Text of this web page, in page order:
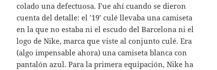
colado una defectuosa. Fue ahí cuando se dieron
cuenta del detalle: el ’19’ culé llevaba una camiseta
en la que no estaba ni el escudo del Barcelona ni el
logo de Nike, marca que viste al conjunto culé. Era
(algo impensable ahora) una camiseta blanca con
pantalón azul. Para la primera equipación, Nike ha